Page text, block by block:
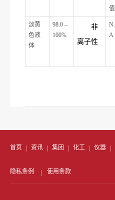
值
淡黄
色液
体
98.0 –
100%
非
离子性
N.
A
首页 资讯 集团 化工 仪器
隐私条例 使用条款